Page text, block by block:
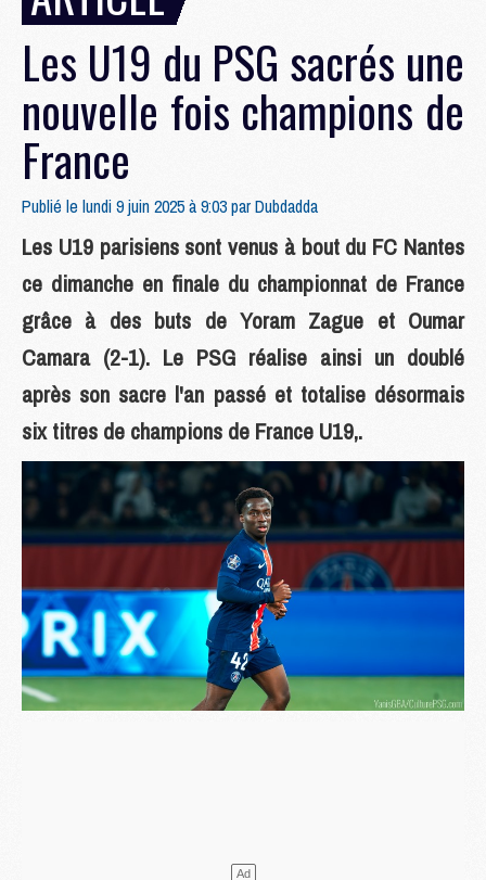
Les U19 du PSG sacrés une
nouvelle fois champions de
France
Publié le lundi 9 juin 2025 à 9:03 parDubdadda
Les U19 parisiens sont venus à bout du FC Nantes
ce dimanche en finale du championnat de France
grâce à des buts de Yoram Zague et Oumar
Camara (2-1). Le PSG réalise ainsi un doublé
après son sacre l'an passé et totalise désormais
six titres de champions de France U19,.